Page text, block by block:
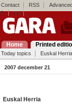
Contact RSS
fr
en
Home Printed
Today topics Euskal Herria
2007 december 21
Euskal Herria